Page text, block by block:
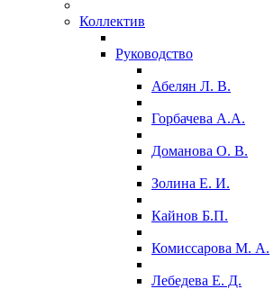
Коллектив
Руководство
Абелян Л. В.
Горбачева А.А.
Доманова О. В.
Золина Е. И.
Кайнов Б.П.
Комиссарова М. А.
Лебедева Е. Д.